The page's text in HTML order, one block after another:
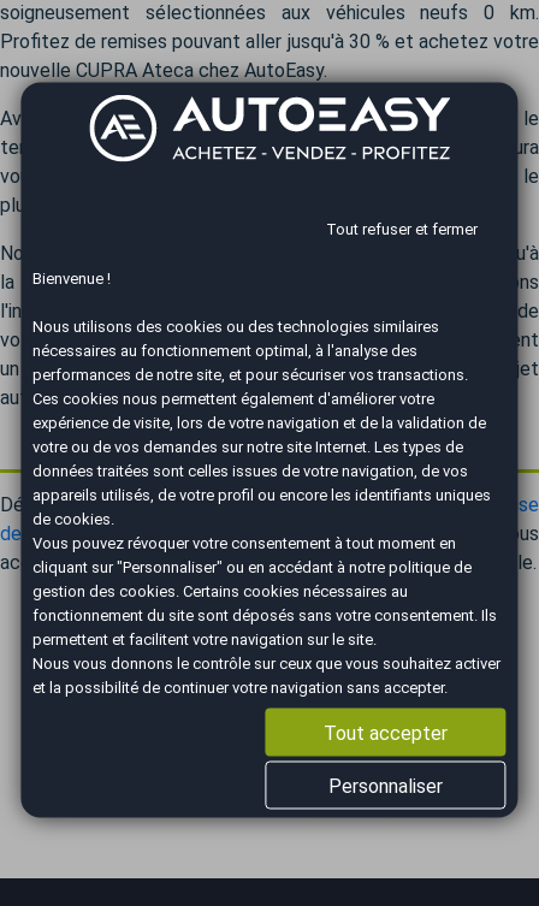
soigneusement sélectionnées aux véhicules neufs 0 km.
Profitez de remises pouvant aller jusqu'à 30 % et achetez votre
nouvelle CUPRA Ateca chez AutoEasy.
Avec notre réseau de près de 50 agences réparties sur tout le
territoire, nous sommes toujours à proximité. Votre agent saura
vous conseiller au mieux pour trouver le modèle Cupra Ateca le
plus adapté à vos besoins.
Notre accompagnement est intégral, du premier conseil jusqu'à
la finalisation de votre projet. Chez AutoEasy, nous gérons
l'intégralité des formalités, vous laissant profiter pleinement de
votre nouvelle Cupra Ateca. L'acquisition d'un véhicule devient
un moment de plaisir et de simplicité. Vivez votre projet
automobile en toute confiance.
Cherchez-vous à revendre votre CUPRA Ateca ?
Découvrez instantanément et gratuitement la valeur dereprise
de votre CUPRA Ateca grâce à AutoEasy. Un expert vous
accompagne personnellement dans le rachat de votre véhicule.
ILS PARLENT DE NOUS
Tout refuser et fermer
Bienvenue !
Nous utilisons des cookies ou des technologies similaires
nécessaires au fonctionnement optimal, à l'analyse des
performances de notre site, et pour sécuriser vos transactions.
Ces cookies nous permettent également d'améliorer votre
expérience de visite, lors de votre navigation et de la validation de
votre ou de vos demandes sur notre site Internet. Les types de
données traitées sont celles issues de votre navigation, de vos
appareils utilisés, de votre profil ou encore les identifiants uniques
de cookies.
Vous pouvez révoquer votre consentement à tout moment en
cliquant sur "Personnaliser" ou en accédant à notrepolitique de
gestion des cookies . Certains cookies nécessaires au
fonctionnement du site sont déposés sans votre consentement. Ils
permettent et facilitent votre navigation sur le site.
Nous vous donnons le contrôle sur ceux que vous souhaitez activer
et la possibilité de continuer votre navigation sans accepter.
Tout accepter
Personnaliser